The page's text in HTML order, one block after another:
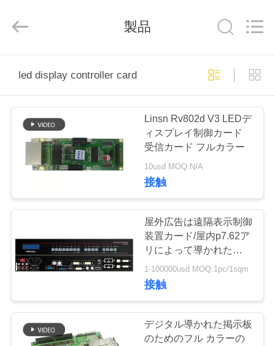
プ
ト
私
達
に
co.,
製品
led display controller card
Linsn Rv802d V3 LEDデ
ィスプレイ制御カード
受信カード フルカラー
10usd MOQ:N/A
接触
屋外広告は遠隔表示制御
装置カード/屋内p7.62ア
リによって導かれた表示
完全でセクシーなvedio
を導きました
1-100000usd MOQ:1pc/1sqm
接触
デジタル導かれた掲示板
のためのフル カラーの